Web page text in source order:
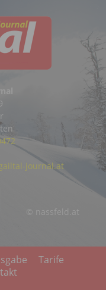
© nassfeld.at
journal.at
Tarife